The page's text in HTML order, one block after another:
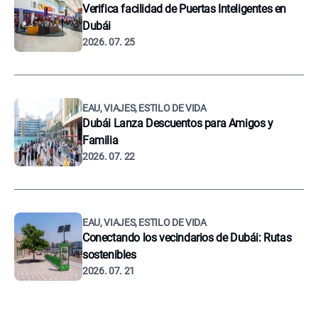
Verifica facilidad de Puertas Inteligentes en
Dubái
2026. 07. 25
EAU, VIAJES, ESTILO DE VIDA
Dubái Lanza Descuentos para Amigos y
Familia
2026. 07. 22
EAU, VIAJES, ESTILO DE VIDA
Conectando los vecindarios de Dubái: Rutas
sostenibles
2026. 07. 21